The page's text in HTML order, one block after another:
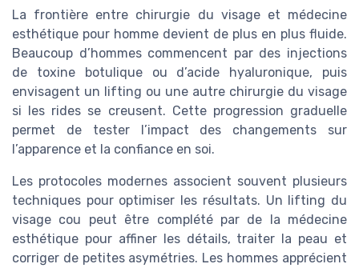
La frontière entre chirurgie du visage et médecine
esthétique pour homme devient de plus en plus fluide.
Beaucoup d’hommes commencent par des injections
de toxine botulique ou d’acide hyaluronique, puis
envisagent un lifting ou une autre chirurgie du visage
si les rides se creusent. Cette progression graduelle
permet de tester l’impact des changements sur
l’apparence et la confiance en soi.
Les protocoles modernes associent souvent plusieurs
techniques pour optimiser les résultats. Un lifting du
visage cou peut être complété par de la médecine
esthétique pour affiner les détails, traiter la peau et
corriger de petites asymétries. Les hommes apprécient